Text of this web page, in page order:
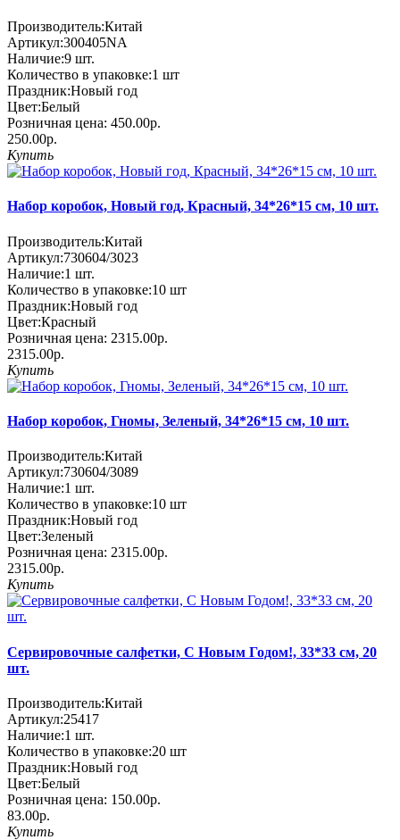
Производитель:Китай
Артикул:300405NA
Наличие:9 шт.
Количество в упаковке:1 шт
Праздник:Новый год
Цвет:Белый
Розничная цена: 450.00р.
250.00р.
Купить
Набор коробок, Новый год, Красный, 34*26*15 см, 10 шт.
Производитель:Китай
Артикул:730604/3023
Наличие:1 шт.
Количество в упаковке:10 шт
Праздник:Новый год
Цвет:Красный
Розничная цена: 2315.00р.
2315.00р.
Купить
Набор коробок, Гномы, Зеленый, 34*26*15 см, 10 шт.
Производитель:Китай
Артикул:730604/3089
Наличие:1 шт.
Количество в упаковке:10 шт
Праздник:Новый год
Цвет:Зеленый
Розничная цена: 2315.00р.
2315.00р.
Купить
Сервировочные салфетки, С Новым Годом!, 33*33 см, 20
шт.
Производитель:Китай
Артикул:25417
Наличие:1 шт.
Количество в упаковке:20 шт
Праздник:Новый год
Цвет:Белый
Розничная цена: 150.00р.
83.00р.
Купить